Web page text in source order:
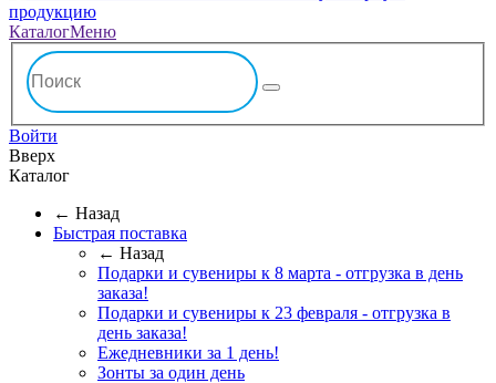
КаталогМеню
Войти
Вверх
Каталог
← Назад
Быстрая поставка
← Назад
Подарки и сувениры к 8 марта - отгрузка в день
заказа!
Подарки и сувениры к 23 февраля - отгрузка в
день заказа!
Ежедневники за 1 день!
Зонты за один день